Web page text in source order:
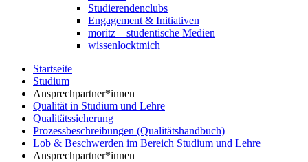
Studierendenclubs
Engagement & Initiativen
moritz – studentische Medien
wissenlocktmich
Startseite
Studium
Ansprechpartner*innen
Qualität in Studium und Lehre
Qualitätssicherung
Prozessbeschreibungen (Qualitätshandbuch)
Lob & Beschwerden im Bereich Studium und Lehre
Ansprechpartner*innen